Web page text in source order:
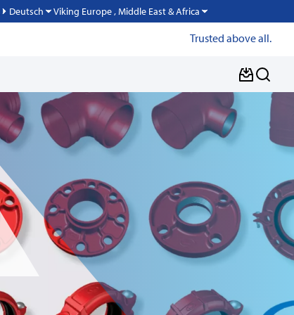
Deutsch Viking Europe , Middle East & Africa
Trusted above all.